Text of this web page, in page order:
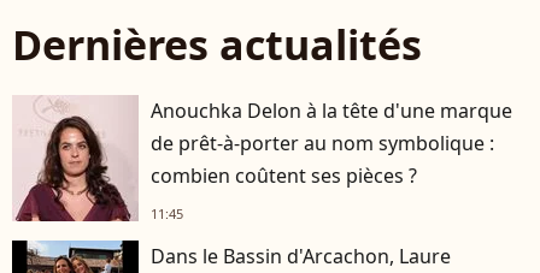
Dernières actualités
Anouchka Delon à la tête d'une marque
de prêt-à-porter au nom symbolique :
combien coûtent ses pièces ?
11:45
Dans le Bassin d'Arcachon, Laure